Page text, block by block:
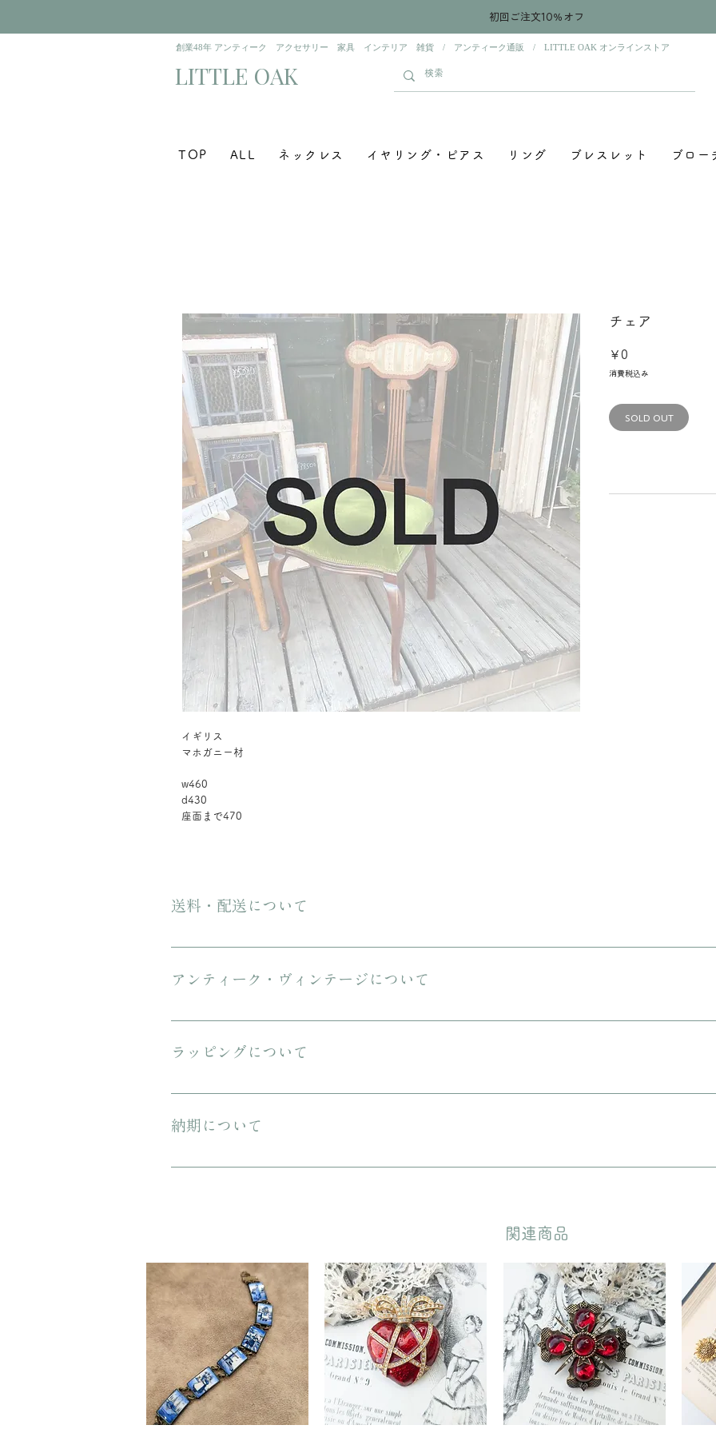
初回ご注文10％オフ
​創業48年 アンティーク アクセサリー 家具 インテリア 雑貨 / アンティーク通販 / LITTLE OAK オンラインストア
​LITTLE OAK
TOP ALL ネックレス イヤリング・ピアス リング ブレスレット ブロー
イギリス
マホガニー材
w460
d430
座面まで470
チェア
￥0
格
消費税込み
SOLD OUT
送料・配送について
ご購入金額が8000円以上の場合、配送料は無料です。 ご購入金額が8000円以下の場合、配送料は330円で
アンティーク・ヴィンテージについて
傷や汚れについて可能な限り記載をしておりますが、状態の良いお品でも経年による小さな傷汚れがある場
ラッピングについて
プレゼント用にご購入される場合、箱に入れてリボンをおかけいたします。 備考欄に”無料ギフトラッピン
納期について
ご注文から配送までに1-3営業日ほどいただきます。
​関連商品